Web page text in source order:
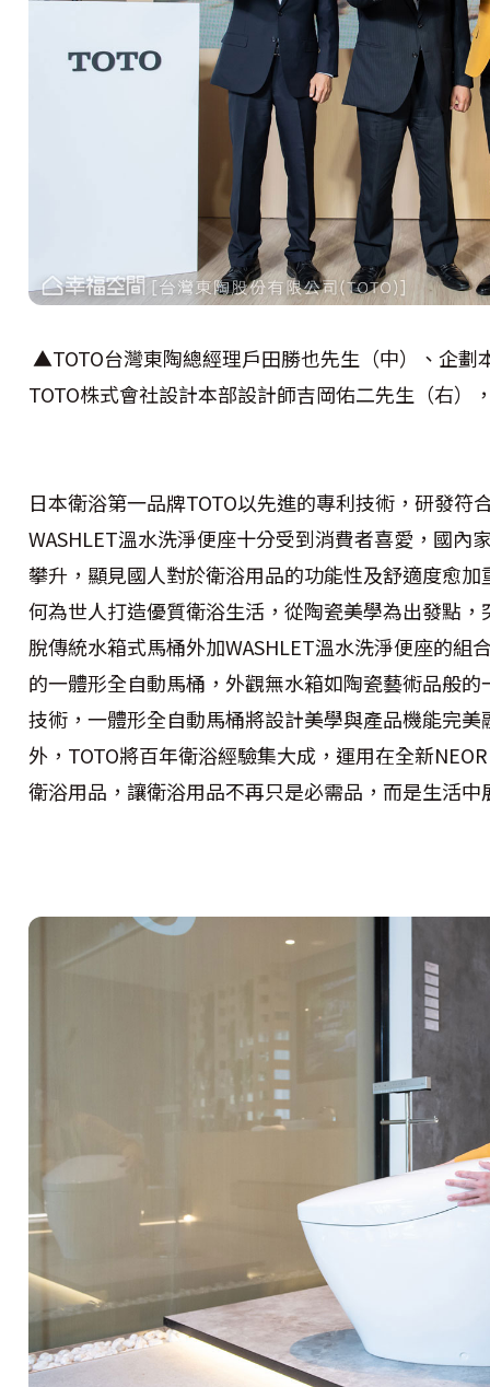
▲TOTO台灣東陶總經理戶田勝也先生（中）、企劃
TOTO株式會社設計本部設計師吉岡佑二先生（右）
日本衛浴第一品牌TOTO以先進的專利技術，研發符
WASHLET溫水洗淨便座十分受到消費者喜愛，國內
攀升，顯見國人對於衛浴用品的功能性及舒適度愈
何為世人打造優質衛浴生活，從陶瓷美學為出發點
脫傳統水箱式馬桶外加WASHLET溫水洗淨便座的組
的一體形全自動馬桶，外觀無水箱如陶瓷藝術品般
技術，一體形全自動馬桶將設計美學與產品機能完
外，TOTO將百年衛浴經驗集大成，運用在全新
衛浴用品，讓衛浴用品不再只是必需品，而是生活